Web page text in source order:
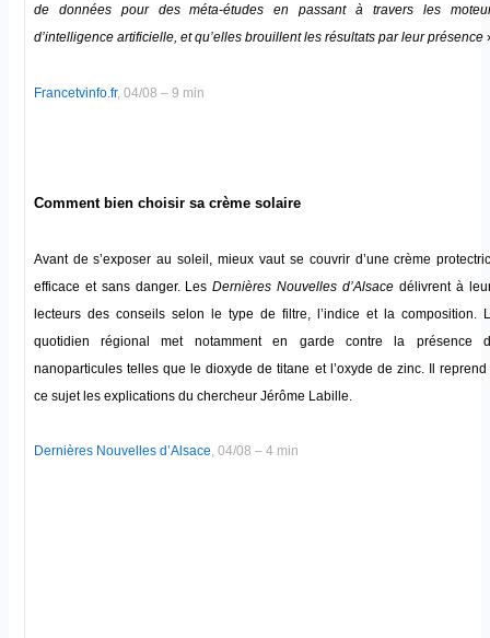
de données pour des méta-études en passant à travers les
d’intelligence artificielle, et qu’elles brouillent les résultats par leur présence
Francetvinfo.fr, 04/08 – 9 min
Comment bien choisir sa crème solaire
Avant de s’exposer au soleil, mieux vaut se couvrir d’une crème
efficace et sans danger. LesDernières Nouvelles d’Alsace délivrent à
lecteurs des conseils selon le type de filtre, l’indice et la composition.
quotidien régional met notamment en garde contre la présence
nanoparticules telles que le dioxyde de titane et l’oxyde de zinc. Il reprend
ce sujet les explications du chercheur Jérôme Labille.
Dernières Nouvelles d’Alsace, 04/08 – 4 min